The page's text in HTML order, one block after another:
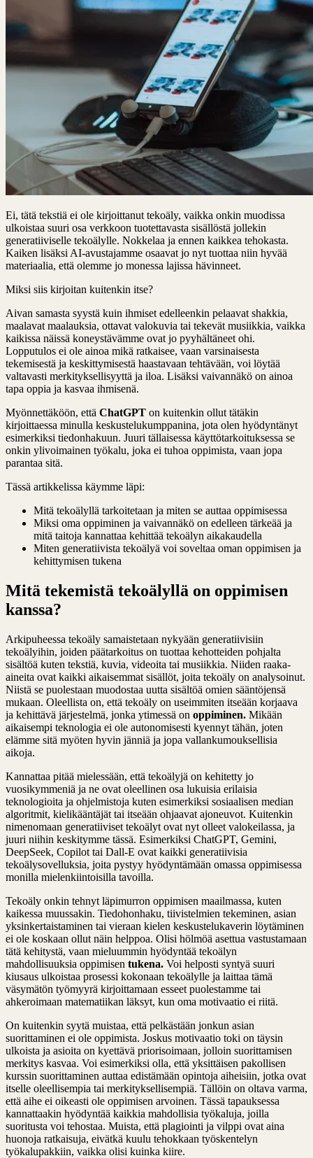
Ei, tätä tekstiä ei ole kirjoittanut tekoäly, vaikka onkin muodissa
ulkoistaa suuri osa verkkoon tuotettavasta sisällöstä jollekin
generatiiviselle tekoälylle. Nokkelaa ja ennen kaikkea tehokasta.
Kaiken lisäksi AI-avustajamme osaavat jo nyt tuottaa niin hyvää
materiaalia, että olemme jo monessa lajissa hävinneet.
Miksi siis kirjoitan kuitenkin itse?
Aivan samasta syystä kuin ihmiset edelleenkin pelaavat shakkia,
maalavat maalauksia, ottavat valokuvia tai tekevät musiikkia, vaikka
kaikissa näissä koneystävämme ovat jo pyyhältäneet ohi.
Lopputulos ei ole ainoa mikä ratkaisee, vaan varsinaisesta
tekemisestä ja keskittymisestä haastavaan tehtävään, voi löytää
valtavasti merkityksellisyyttä ja iloa. Lisäksi vaivannäkö on ainoa
tapa oppia ja kasvaa ihmisenä.
Myönnettäköön, että ChatGPT on kuitenkin ollut tätäkin
kirjoittaessa minulla keskustelukumppanina, jota olen hyödyntänyt
esimerkiksi tiedonhakuun. Juuri tällaisessa käyttötarkoituksessa se
onkin ylivoimainen työkalu, joka ei tuhoa oppimista, vaan jopa
parantaa sitä.
Tässä artikkelissa käymme läpi:
Mitä tekoälyllä tarkoitetaan ja miten se auttaa oppimisessa
Miksi oma oppiminen ja vaivannäkö on edelleen tärkeää ja
mitä taitoja kannattaa kehittää tekoälyn aikakaudella
Miten generatiivista tekoälyä voi soveltaa oman oppimisen ja
kehittymisen tukena
Mitä tekemistä tekoälyllä on oppimisen
kanssa?
Arkipuheessa tekoäly samaistetaan nykyään generatiivisiin
tekoälyihin, joiden päätarkoitus on tuottaa kehotteiden pohjalta
sisältöä kuten tekstiä, kuvia, videoita tai musiikkia. Niiden raaka-
aineita ovat kaikki aikaisemmat sisällöt, joita tekoäly on analysoinut.
Niistä se puolestaan muodostaa uutta sisältöä omien sääntöjensä
mukaan. Oleellista on, että tekoäly on useimmiten itseään korjaava
ja kehittävä järjestelmä, jonka ytimessä on oppiminen. Mikään
aikaisempi teknologia ei ole autonomisesti kyennyt tähän, joten
elämme sitä myöten hyvin jänniä ja jopa vallankumouksellisia
aikoja.
Kannattaa pitää mielessään, että tekoälyjä on kehitetty jo
vuosikymmeniä ja ne ovat oleellinen osa lukuisia erilaisia
teknologioita ja ohjelmistoja kuten esimerkiksi sosiaalisen median
algoritmit, kielikääntäjät tai itseään ohjaavat ajoneuvot. Kuitenkin
nimenomaan generatiiviset tekoälyt ovat nyt olleet valokeilassa, ja
juuri niihin keskitymme tässä. Esimerkiksi ChatGPT, Gemini,
DeepSeek, Copilot tai Dall-E ovat kaikki generatiivisia
tekoälysovelluksia, joita pystyy hyödyntämään omassa oppimisessa
monilla mielenkiintoisilla tavoilla.
Tekoäly onkin tehnyt läpimurron oppimisen maailmassa, kuten
kaikessa muussakin. Tiedohonhaku, tiivistelmien tekeminen, asian
yksinkertaistaminen tai vieraan kielen keskustelukaverin löytäminen
ei ole koskaan ollut näin helppoa. Olisi hölmöä asettua vastustamaan
tätä kehitystä, vaan mieluummin hyödyntää tekoälyn
mahdollisuuksia oppimisen tukena. Voi helposti syntyä suuri
kiusaus ulkoistaa prosessi kokonaan tekoälylle ja laittaa tämä
väsymätön työmyyrä kirjoittamaan esseet puolestamme tai
ahkeroimaan matematiikan läksyt, kun oma motivaatio ei riitä.
On kuitenkin syytä muistaa, että pelkästään jonkun asian
suorittaminen ei ole oppimista. Joskus motivaatio toki on täysin
ulkoista ja asioita on kyettävä priorisoimaan, jolloin suorittamisen
merkitys kasvaa. Voi esimerkiksi olla, että yksittäisen pakollisen
kurssin suorittaminen auttaa edistämään opintoja aiheisiin, jotka ovat
itselle oleellisempia tai merkityksellisempiä. Tällöin on oltava varma,
että aihe ei oikeasti ole oppimisen arvoinen. Tässä tapauksessa
kannattaakin hyödyntää kaikkia mahdollisia työkaluja, joilla
suoritusta voi tehostaa. Muista, että plagiointi ja vilppi ovat aina
huonoja ratkaisuja, eivätkä kuulu tehokkaan työskentelyn
työkalupakkiin, vaikka olisi kuinka kiire.